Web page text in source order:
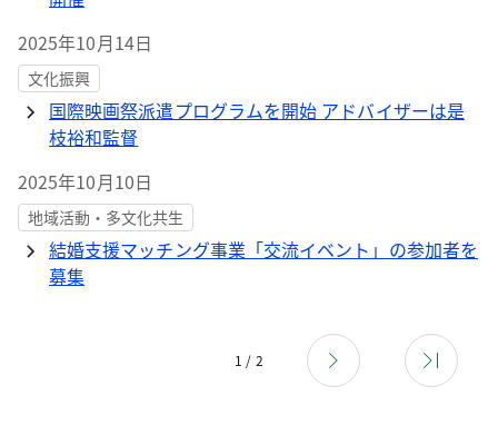
2025年10月14日
文化振興
国際映画祭派遣プログラムを開始 アドバイザーは是
枝裕和監督
2025年10月10日
地域活動・多文化共生
結婚支援マッチング事業「交流イベント」の参加者を
募集
1 / 2